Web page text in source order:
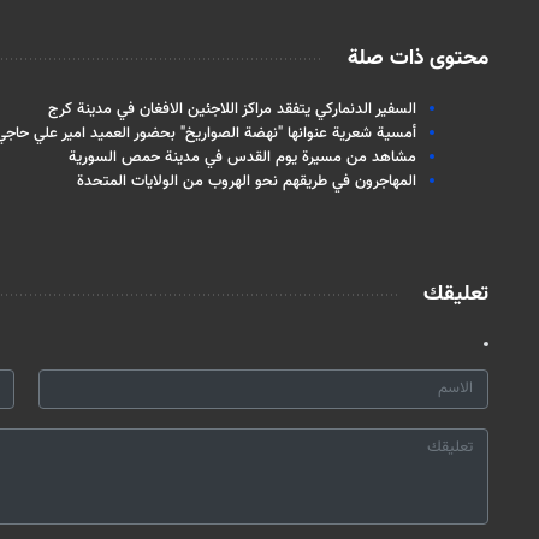
محتوى ذات صلة
السفير الدنماركي يتفقد مراكز اللاجئين الافغان في مدينة كرج
أمسية شعرية عنوانها "نهضة الصواريخ" بحضور العميد امير علي
مشاهد من مسيرة يوم القدس في مدينة حمص السورية
المهاجرون في طريقهم نحو الهروب من الولايات المتحدة
تعليقك